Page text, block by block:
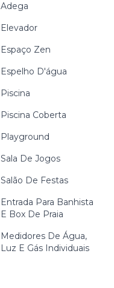
Adega
Elevador
Espaço Zen
Espelho D'água
Piscina
Piscina Coberta
Playground
Sala De Jogos
Salão De Festas
Entrada Para Banhista
E Box De Praia
Medidores De Água,
Luz E Gás Individuais